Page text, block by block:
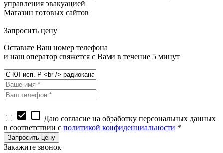
управления эвакуацией
Магазин готовых сайтов
Запросить цену
Оставьте Ваш номер телефона
и наш оператор свяжется с Вами в течение 5 минут
check_box check_box_outline_blank Даю согласие на обработку персональных данных
в соответствии с политикой конфиденциальности *
Закажите звонок